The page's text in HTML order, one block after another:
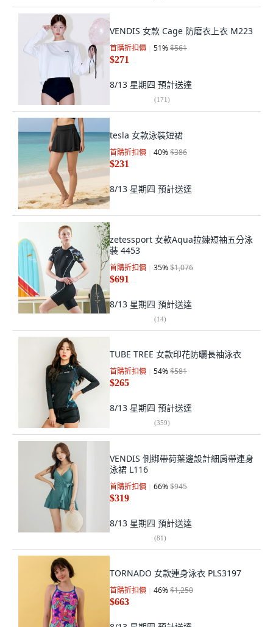
VENDIS 女款 Cage 防磨衣上衣 M223
首購折扣價 51%$561
$271
8/13 星期四 預計送達
(171)
tesla 女款泳裝短裙
首購折扣價 40%$386
$231
8/13 星期四 預計送達
zetessport 女款Aqua拉鍊短袖五分泳
裝 4453
首購折扣價 35%$1,076
$691
8/13 星期四 預計送達
(14)
TUBE TREE 女款印花防曬長袖泳衣
首購折扣價 54%$581
$265
8/13 星期四 預計送達
(359)
VENDIS 側綁帶荷葉邊設計細肩帶連身
泳裙 L116
首購折扣價 66%$945
$319
8/13 星期四 預計送達
(81)
TORNADO 女款連身泳衣 PLS3197
首購折扣價 46%$1,250
$663